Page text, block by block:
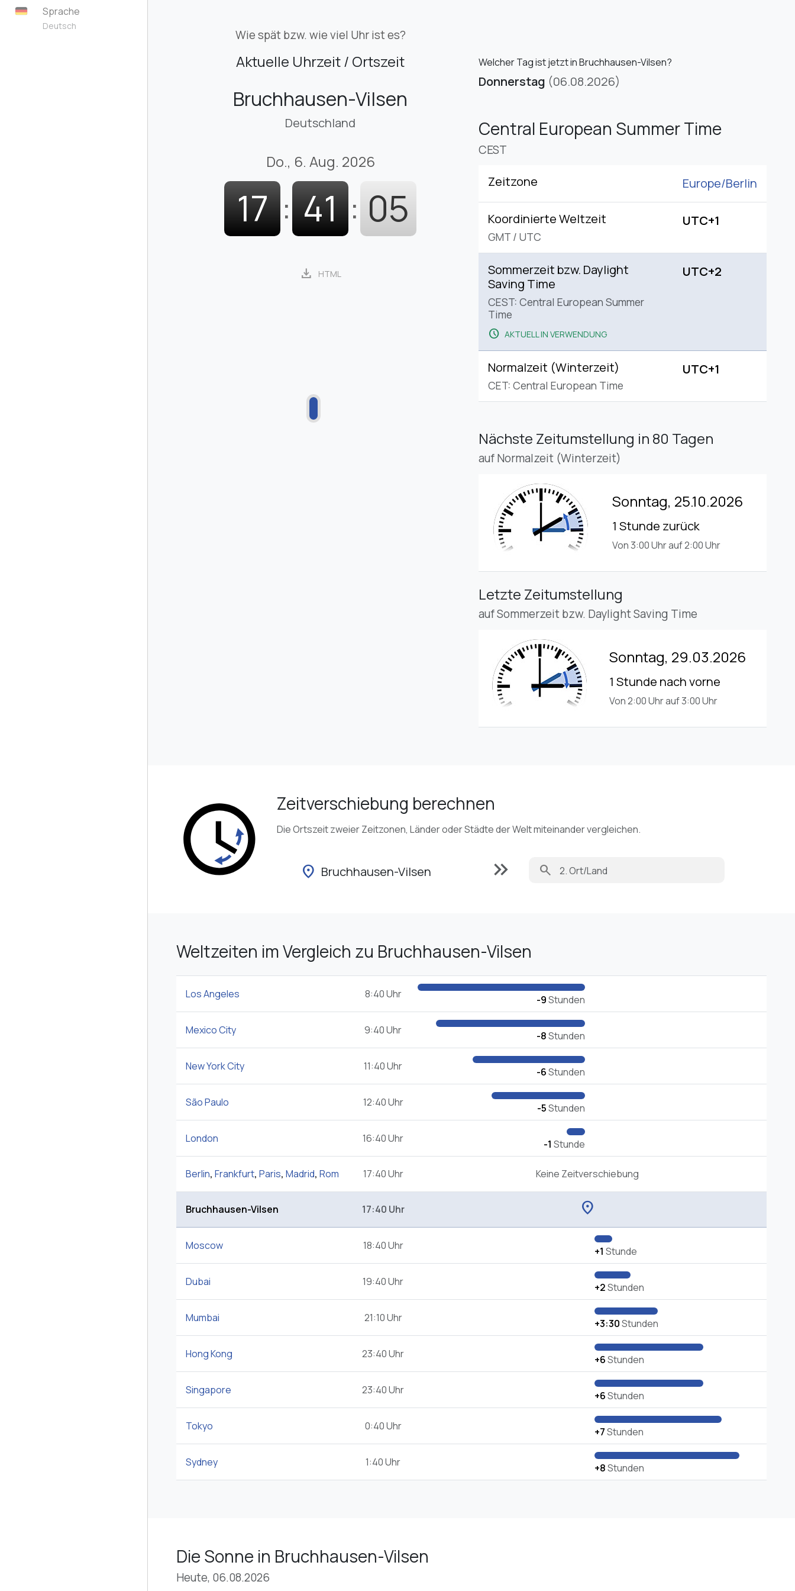
Sprache
Deutsch
Wie spät bzw. wie viel Uhr ist es?
Aktuelle Uhrzeit / Ortszeit
Bruchhausen-Vilsen
Deutschland
Do., 6. Aug. 2026
17 : 41 : 06
download HTML
Welcher Tag ist jetzt in Bruchhausen-Vilsen?
Donnerstag (06.08.2026)
Central European Summer Time
CEST
Zeitzone Europe/Berlin
Koordinierte Weltzeit
GMT / UTC
UTC+1
Sommerzeit bzw. Daylight
Saving Time
CEST: Central European Summer
Time
schedule AKTUELL IN VERWENDUNG
UTC+2
Normalzeit (Winterzeit)
CET: Central European Time
UTC+1
Nächste Zeitumstellung in 80 Tagen
auf Normalzeit (Winterzeit)
Sonntag, 25.10.2026
1 Stunde zurück
Von 3:00 Uhr auf 2:00 Uhr
Letzte Zeitumstellung
auf Sommerzeit bzw. Daylight Saving Time
Sonntag, 29.03.2026
1 Stunde nach vorne
Von 2:00 Uhr auf 3:00 Uhr
Zeitverschiebung berechnen
Die Ortszeit zweier Zeitzonen, Länder oder Städte der Welt miteinander vergleichen.
location_on Bruchhausen-Vilsen keyboard_double_arrow_right search
Weltzeiten im Vergleich zu Bruchhausen-Vilsen
Los Angeles 8:40 Uhr -9Stunden
Mexico City 9:40 Uhr -8Stunden
New York City 11:40 Uhr -6Stunden
São Paulo 12:40 Uhr -5Stunden
London 16:40 Uhr -1 Stunde
Berlin, Frankfurt, Paris, Madrid, Rom 17:40 Uhr Keine Zeitverschiebung
Bruchhausen-Vilsen 17:40 Uhr location_on
Moscow 18:40 Uhr +1 Stunde
Dubai 19:40 Uhr +2Stunden
Mumbai 21:10 Uhr +3:30Stunden
Hong Kong 23:40 Uhr +6Stunden
Singapore 23:40 Uhr +6Stunden
Tokyo 0:40 Uhr +7Stunden
Sydney 1:40 Uhr +8Stunden
Die Sonne in Bruchhausen-Vilsen
Heute, 06.08.2026